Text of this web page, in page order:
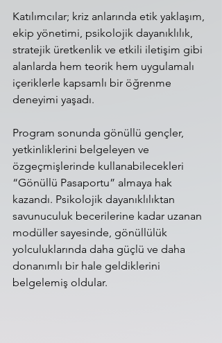
Katılımcılar; kriz anlarında etik yaklaşım,
ekip yönetimi, psikolojik dayanıklılık,
stratejik üretkenlik ve etkili iletişim gibi
alanlarda hem teorik hem uygulamalı
içeriklerle kapsamlı bir öğrenme
deneyimi yaşadı.
Program sonunda gönüllü gençler,
yetkinliklerini belgeleyen ve
özgeçmişlerinde kullanabilecekleri
“Gönüllü Pasaportu” almaya hak
kazandı. Psikolojik dayanıklılıktan
savunuculuk becerilerine kadar uzanan
modüller sayesinde, gönüllülük
yolculuklarında daha güçlü ve daha
donanımlı bir hale geldiklerini
belgelemiş oldular.